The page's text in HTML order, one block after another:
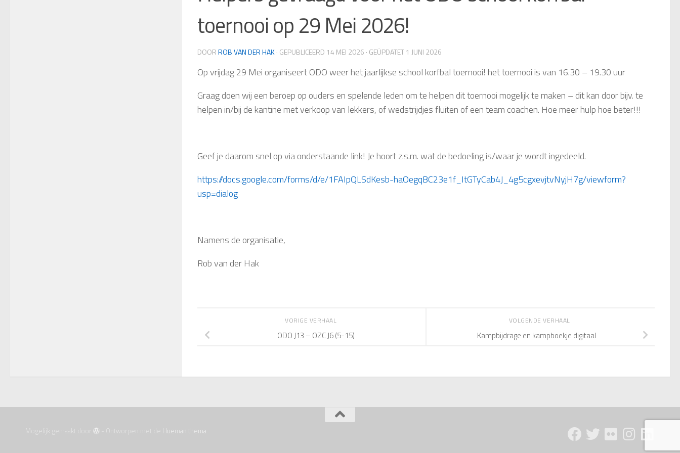
toernooi op 29 Mei 2026!
DOORROB VAN DER HAK· GEPUBLICEERD 14 MEI 2026 · GEÜPDATET1 JUNI 2026
Op vrijdag 29 Mei organiseert ODO weer het jaarlijkse school korfbal toernooi! het toernooi is van 16.30 – 19.30 uur
Graag doen wij een beroep op ouders en spelende leden om te helpen dit toernooi mogelijk te maken – dit kan door bijv. te
helpen in/bij de kantine met verkoop van lekkers, of wedstrijdjes fluiten of een team coachen. Hoe meer hulp hoe beter!!!
Geef je daarom snel op via onderstaande link! Je hoort z.s.m. wat de bedoeling is/waar je wordt ingedeeld.
https://docs.google.com/forms/d/e/1FAIpQLSdKesb-haOegqBC23e1f_ItGTyCab4J_4g5cgxevjtvNyjH7g/viewform?
usp=dialog
Namens de organisatie,
Rob van der Hak
VOLGENDE VERHAAL
Kampbijdrage en kampboekje digitaal
VORIGE VERHAAL
ODO J13 – OZC J6 (5-15)
Mogelijk gemaakt door - Ontworpen met de Hueman thema